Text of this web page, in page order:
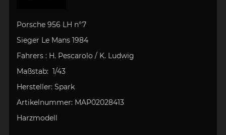
Porsche 956 LH n°7
Sieger Le Mans 1984
Fahrers : H. Pescarolo / K. Ludwig
Maßstab: 1/43
Hersteller: Spark
Artikelnummer: MAP02028413
Harzmodell